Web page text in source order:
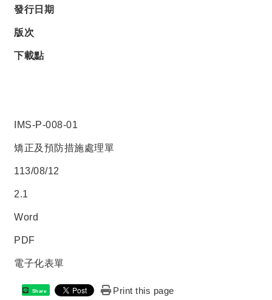
發行日期
版次
下載點
IMS-P-008-01
矯正及預防措施處理單
113/08/12
2.1
Word
PDF
電子化表單
Share Print this page